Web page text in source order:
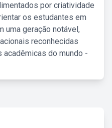
por criatividade
os estudantes em
uma geração notável,
reconhecidas
do mundo -